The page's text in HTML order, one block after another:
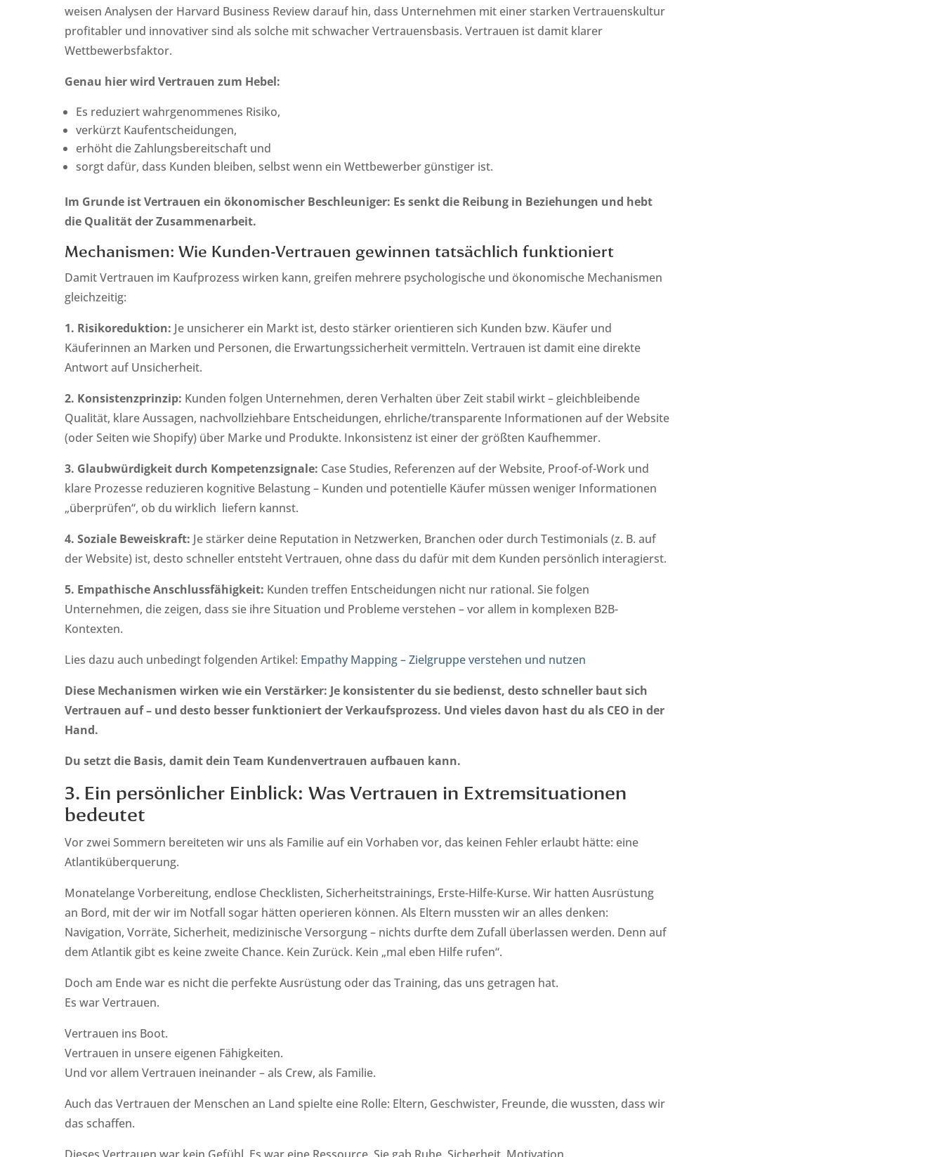
weisen Analysen der Harvard Business Review darauf hin, dass Unternehmen mit einer starken Vertrauenskultur
profitabler und innovativer sind als solche mit schwacher Vertrauensbasis. Vertrauen ist damit klarer
Wettbewerbsfaktor.
Genau hier wird Vertrauen zum Hebel:
Es reduziert wahrgenommenes Risiko,
verkürzt Kaufentscheidungen,
erhöht die Zahlungsbereitschaft und
sorgt dafür, dass Kunden bleiben, selbst wenn ein Wettbewerber günstiger ist.
Im Grunde ist Vertrauen ein ökonomischer Beschleuniger: Es senkt die Reibung in Beziehungen und hebt
die Qualität der Zusammenarbeit.
Mechanismen: Wie Kunden-Vertrauen gewinnen tatsächlich funktioniert
Damit Vertrauen im Kaufprozess wirken kann, greifen mehrere psychologische und ökonomische Mechanismen
gleichzeitig:
1. Risikoreduktion: Je unsicherer ein Markt ist, desto stärker orientieren sich Kunden bzw. Käufer und
Käuferinnen an Marken und Personen, die Erwartungssicherheit vermitteln. Vertrauen ist damit eine direkte
Antwort auf Unsicherheit.
2. Konsistenzprinzip: Kunden folgen Unternehmen, deren Verhalten über Zeit stabil wirkt – gleichbleibende
Qualität, klare Aussagen, nachvollziehbare Entscheidungen, ehrliche/transparente Informationen auf der Website
(oder Seiten wie Shopify) über Marke und Produkte. Inkonsistenz ist einer der größten Kaufhemmer.
3. Glaubwürdigkeit durch Kompetenzsignale: Case Studies, Referenzen auf der Website, Proof-of-Work und
klare Prozesse reduzieren kognitive Belastung – Kunden und potentielle Käufer müssen weniger Informationen
„überprüfen“, ob du wirklich liefern kannst.
4. Soziale Beweiskraft: Je stärker deine Reputation in Netzwerken, Branchen oder durch Testimonials (z. B. auf
der Website) ist, desto schneller entsteht Vertrauen, ohne dass du dafür mit dem Kunden persönlich interagierst.
5. Empathische Anschlussfähigkeit: Kunden treffen Entscheidungen nicht nur rational. Sie folgen
Unternehmen, die zeigen, dass sie ihre Situation und Probleme verstehen – vor allem in komplexen B2B-
Kontexten.
Lies dazu auch unbedingt folgenden Artikel: Empathy Mapping – Zielgruppe verstehen und nutzen
Diese Mechanismen wirken wie ein Verstärker: Je konsistenter du sie bedienst, desto schneller baut sich
Vertrauen auf – und desto besser funktioniert der Verkaufsprozess. Und vieles davon hast du als CEO in der
Hand.
Du setzt die Basis, damit dein Team Kundenvertrauen aufbauen kann.
3. Ein persönlicher Einblick: Was Vertrauen in Extremsituationen
bedeutet
Vor zwei Sommern bereiteten wir uns als Familie auf ein Vorhaben vor, das keinen Fehler erlaubt hätte: eine
Atlantiküberquerung.
Monatelange Vorbereitung, endlose Checklisten, Sicherheitstrainings, Erste-Hilfe-Kurse. Wir hatten Ausrüstung
an Bord, mit der wir im Notfall sogar hätten operieren können. Als Eltern mussten wir an alles denken:
Navigation, Vorräte, Sicherheit, medizinische Versorgung – nichts durfte dem Zufall überlassen werden. Denn auf
dem Atlantik gibt es keine zweite Chance. Kein Zurück. Kein „mal eben Hilfe rufen“.
Doch am Ende war es nicht die perfekte Ausrüstung oder das Training, das uns getragen hat.
Es war Vertrauen.
Vertrauen ins Boot.
Vertrauen in unsere eigenen Fähigkeiten.
Und vor allem Vertrauen ineinander – als Crew, als Familie.
Auch das Vertrauen der Menschen an Land spielte eine Rolle: Eltern, Geschwister, Freunde, die wussten, dass wir
das schaffen.
Dieses Vertrauen war kein Gefühl. Es war eine Ressource. Sie gab Ruhe. Sicherheit. Motivation.